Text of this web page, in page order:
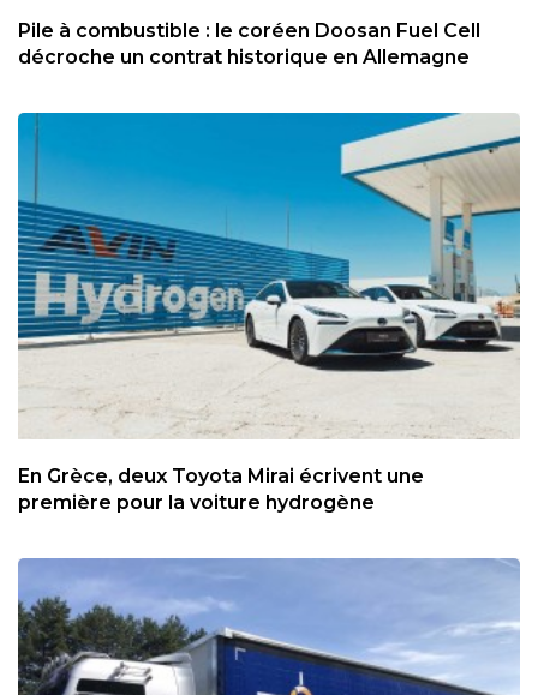
Pile à combustible : le coréen Doosan Fuel Cell
décroche un contrat historique en Allemagne
En Grèce, deux Toyota Mirai écrivent une
première pour la voiture hydrogène